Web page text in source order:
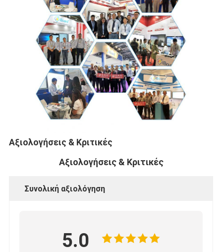
Αξιολογήσεις & Κριτικές
Αξιολογήσεις & Κριτικές
Συνολική αξιολόγηση
5.0